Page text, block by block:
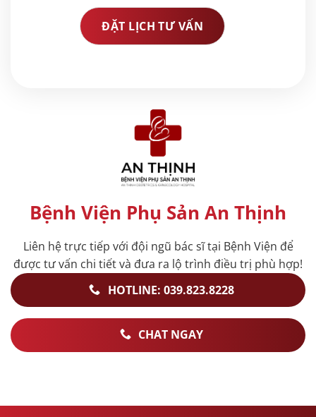
Bệnh Viện Phụ Sản An Thịnh
Liên hệ trực tiếp với đội ngũ bác sĩ tại Bệnh Viện để
được tư vấn chi tiết và đưa ra lộ trình điều trị phù hợp!
HOTLINE: 039.823.8228
CHAT NGAY